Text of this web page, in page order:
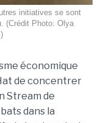
initiatives se sont
(Crédit Photo: Olya
économique
de concentrer
Stream de
dans la